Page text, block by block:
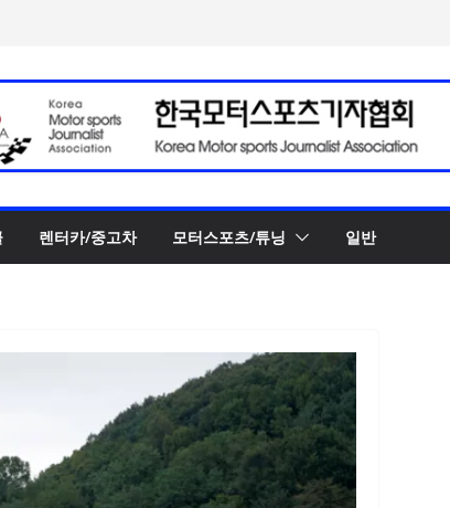
렌터카/중고차 모터스포츠/튜닝 일반